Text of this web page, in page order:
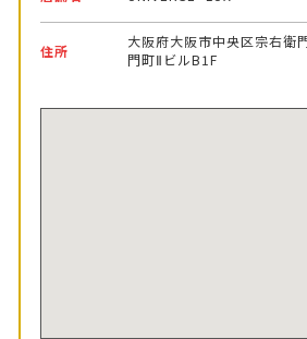
住所
大阪府大阪市中央区宗右衛
門町ⅡビルB1F